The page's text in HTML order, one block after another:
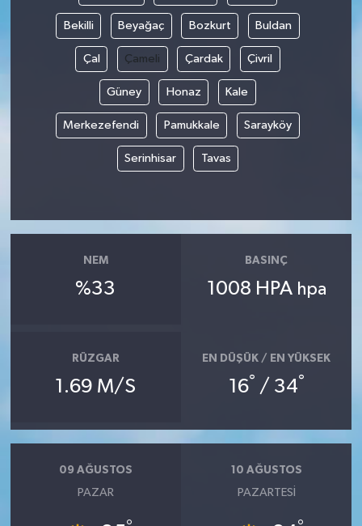
Bekilli Beyağaç Bozkurt Buldan
Çal Çameli Çardak Çivril
Güney Honaz Kale
Merkezefendi Pamukkale Sarayköy
Serinhisar Tavas
NEM
%33
BASINÇ
1008 HPA hpa
RÜZGAR
1.69 M/S
EN DÜŞÜK / EN YÜKSEK
16° / 34°
09 AĞUSTOS
PAZAR
10 AĞUSTOS
PAZARTESI